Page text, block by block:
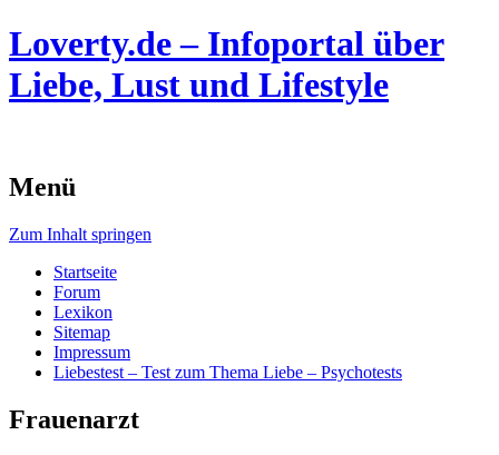
Loverty.de – Infoportal über
Liebe, Lust und Lifestyle
Menü
Zum Inhalt springen
Startseite
Forum
Lexikon
Sitemap
Impressum
Liebestest – Test zum Thema Liebe – Psychotests
Frauenarzt